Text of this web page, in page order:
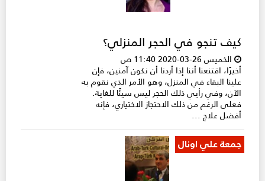
كيف تنجو في الحجر المنزلي؟
الخميس 26-03-2020 11:40 ص
أخيرًا، اقتنعنا أننا إذا أردنا أن نكون آمنين، فإن
علينا البقاء في المنزل، وهو الأمر الذي نقوم به
الآن، وفي رأيي ذلك الحجر ليس سيئًا للغاية.
فعلى الرغم من ذلك الاحتجاز الاختياري، فإنه
أفضل علاج ...
جمعة علي اونال